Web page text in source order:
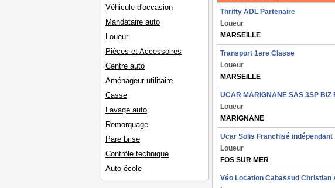
Véhicule d'occasion
Mandataire auto
Loueur
Pièces et Accessoires
Centre auto
Aménageur utilitaire
Casse
Lavage auto
Remorquage
Pare brise
Contrôle technique
Auto école
Thrifty ADL Partenaire
Loueur
MARSEILLE
Transport 1ere Classe
Loueur
MARSEILLE
UCAR MARIGNANE SAS 3SP
Loueur
MARIGNANE
Ucar Solis Franchisé indépendant
Loueur
FOS SUR MER
Véo Location Cabassud Christian